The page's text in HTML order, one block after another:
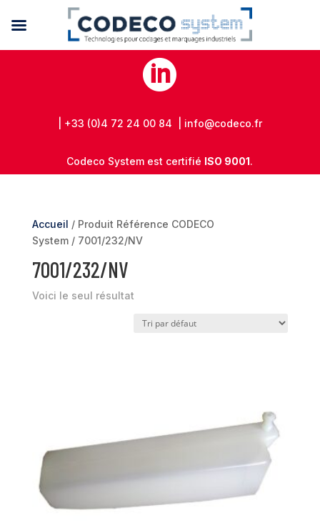

| +33 (0)4 72 24 00 84 | info@codeco.fr
Codeco System est certifié ISO 9001.
Accueil / Produit Référence CODECO
System / 7001/232/NV
7001/232/NV
Voici le seul résultat